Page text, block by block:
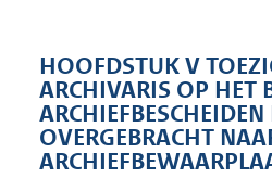
HOOFDSTUK V
ARCHIVARIS OP HET
OVERGEBRACHT